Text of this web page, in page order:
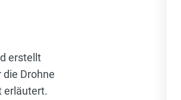
erstellt
Drohne
erläutert.